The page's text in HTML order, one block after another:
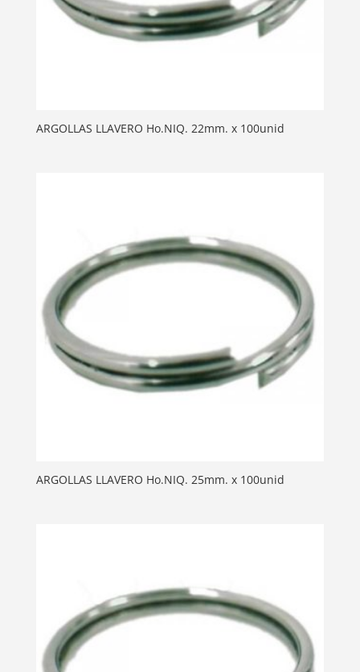
ARGOLLAS LLAVERO Ho.NIQ. 22mm. x 100unid
ARGOLLAS LLAVERO Ho.NIQ. 25mm. x 100unid